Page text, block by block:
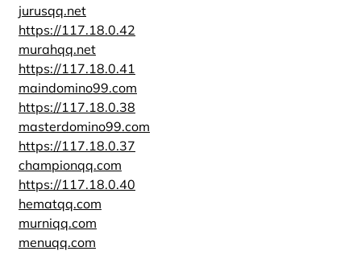
jurusqq.net
https://117.18.0.42
murahqq.net
https://117.18.0.41
maindomino99.com
https://117.18.0.38
masterdomino99.com
https://117.18.0.37
championqq.com
https://117.18.0.40
hematqq.com
murniqq.com
menuqq.com